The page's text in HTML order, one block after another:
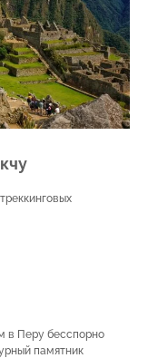
в Перу бесспорно
памятник